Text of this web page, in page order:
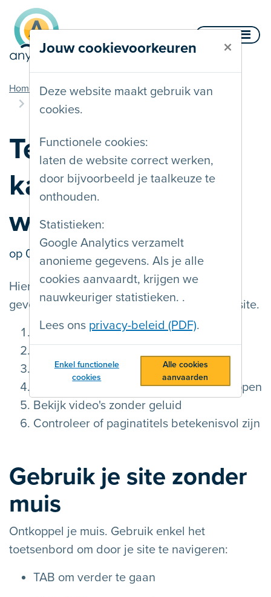
Jouw cookievoorkeuren ×
Deze website maakt gebruik van
cookies.
Functionele cookies:
laten de website correct werken,
door bijvoorbeeld je taalkeuze te
onthouden.
Statistieken:
Google Analytics verzamelt
anonieme gegevens. Als je alle
cookies aanvaardt, krijgen we
nauwkeuriger statistieken. .
Lees ons privacy-beleid (PDF).
Enkel functionele
cookies
Alle cookies
aanvaarden
Naar inhoud
Home
Blog
Tests die je zelf kan doen op je website
Tests die je zelf
kan doen op je
website
op 01/04/2026 door Bart Simons
Hier zijn zes tests die je een eerste indruk
geven over de toegankelijkheid van je website.
Gebruik je site zonder muis
Meet het contrast van teksten
Controleer of je alle beweging kan stoppen
Bekijk video's zonder geluid
Controleer of paginatitels betekenisvol zijn
Gebruik je site zonder
muis
Ontkoppel je muis. Gebruik enkel het
toetsenbord om door je site te navigeren:
TAB om verder te gaan